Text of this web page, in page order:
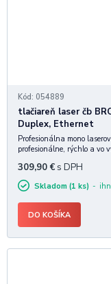
Kód: 054889
tlačiareň laser čb
Duplex, Ethernet
Profesionálna mono
profesionálne, rýchlo a vo
kapacity papiera, aby
309,90 € s DPH
Skladom (1 ks)
DO KOŠÍKA